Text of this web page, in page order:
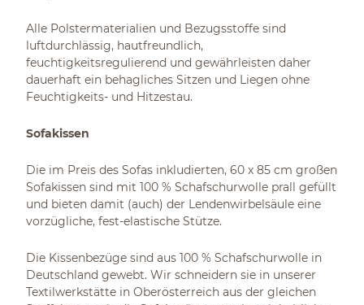
Alle Polstermaterialien und Bezugsstoffe sind
luftdurchlässig, hautfreundlich,
feuchtigkeitsregulierend und gewährleisten daher
dauerhaft ein behagliches Sitzen und Liegen ohne
Feuchtigkeits- und Hitzestau.
Sofakissen
Die im Preis des Sofas inkludierten, 60 x 85 cm großen
Sofakissen sind mit 100 % Schafschurwolle prall gefüllt
und bieten damit (auch) der Lendenwirbelsäule eine
vorzügliche, fest-elastische Stütze.
Die Kissenbezüge sind aus 100 % Schafschurwolle in
Deutschland gewebt. Wir schneidern sie in unserer
Textilwerkstätte in Oberösterreich aus der gleichen